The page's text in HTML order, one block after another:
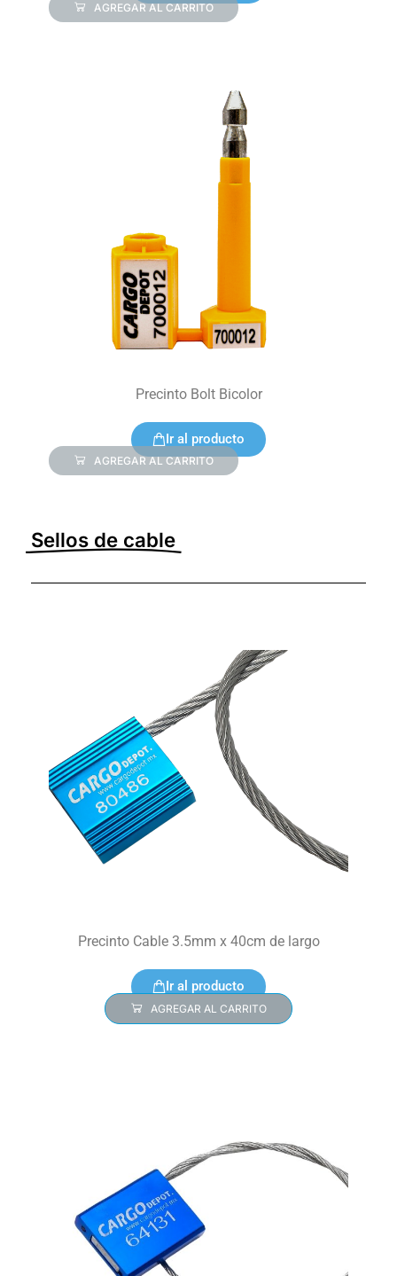
AGREGAR AL CARRITO
Precinto Bolt Bicolor
Ir al producto
AGREGAR AL CARRITO
Sellos de cable
Precinto Cable 3.5mm x 40cm de largo
Ir al producto
AGREGAR AL CARRITO